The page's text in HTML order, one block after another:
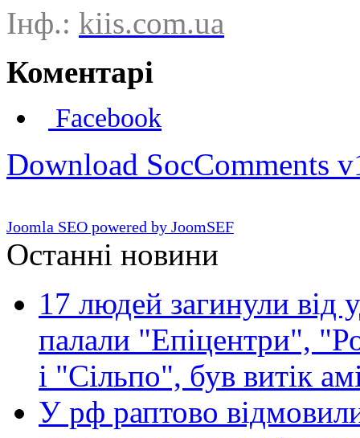
Інф.: kiis.com.ua
Коментарі
Facebook
Download SocComments
Joomla SEO powered by JoomSEF
Останні новини
17 людей загинули від
палали "Епіцентри",
і "Сільпо", був витік
У рф раптово